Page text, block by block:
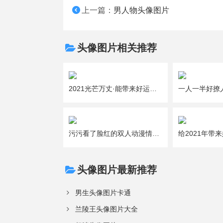
上一篇： 男人物头像图片
头像图片相关推荐
2021光芒万丈·能带来好运的吉利女生微信头像图片大全
污污看了脸红的双人动漫情侣头像图片大全
头像图片最新推荐
男生头像图片卡通
兰陵王头像图片大全